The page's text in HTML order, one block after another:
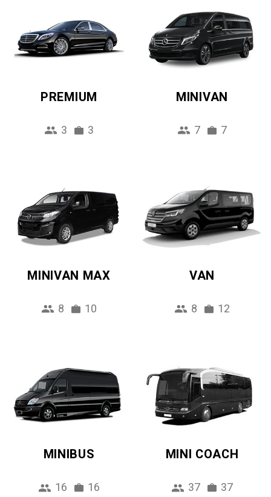
PREMIUM
3 3
MINIVAN
7 7
MINIVAN MAX
8 10
VAN
8 12
MINIBUS
16 16
MINI COACH
37 37